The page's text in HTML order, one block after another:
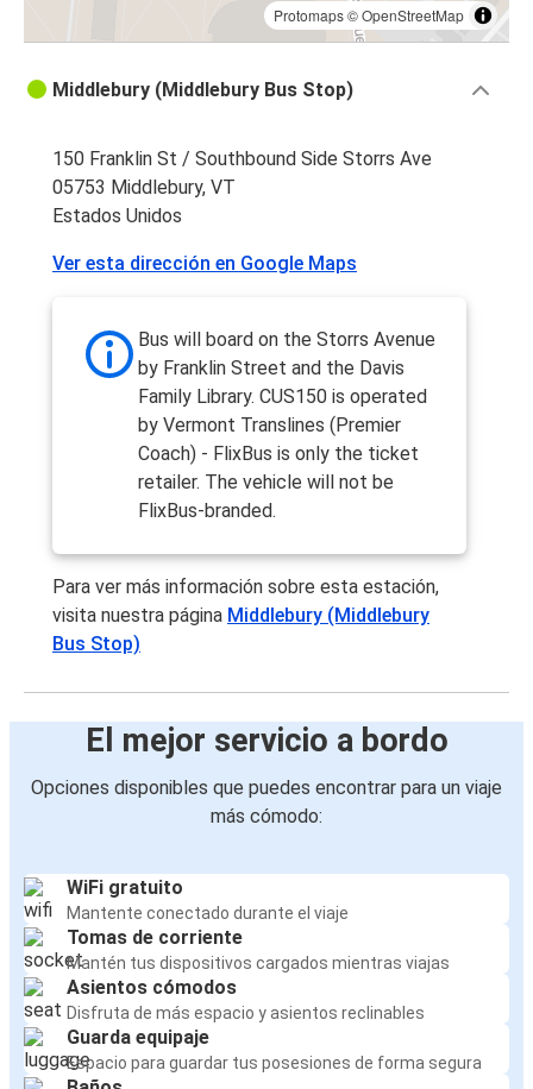
Protomaps©OpenStreetMap
Middlebury (Middlebury Bus Stop)
150 Franklin St / Southbound Side Storrs Ave
05753 Middlebury, VT
Estados Unidos
Ver esta dirección en Google Maps
Bus will board on the Storrs Avenue
by Franklin Street and the Davis
Family Library. CUS150 is operated
by Vermont Translines (Premier
Coach) - FlixBus is only the ticket
retailer. The vehicle will not be
FlixBus-branded.
Para ver más información sobre esta estación,
visita nuestra página Middlebury (Middlebury
Bus Stop)
El mejor servicio a bordo
Opciones disponibles que puedes encontrar para un viaje
más cómodo:
WiFi gratuito
Mantente conectado durante el viaje
Tomas de corriente
Mantén tus dispositivos cargados mientras viajas
Asientos cómodos
Disfruta de más espacio y asientos reclinables
Guarda equipaje
Espacio para guardar tus posesiones de forma segura